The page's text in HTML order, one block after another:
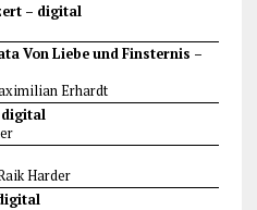
– digital
Von Liebe und Finsternis –
Erhardt
Harder